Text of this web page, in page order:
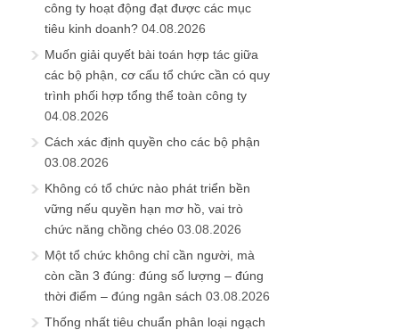
công ty hoạt động đạt được các mục
tiêu kinh doanh? 04.08.2026
Muốn giải quyết bài toán hợp tác giữa
các bộ phận, cơ cấu tổ chức cần có quy
trình phối hợp tổng thể toàn công ty
04.08.2026
Cách xác định quyền cho các bộ phận
03.08.2026
Không có tổ chức nào phát triển bền
vững nếu quyền hạn mơ hồ, vai trò
chức năng chồng chéo 03.08.2026
Một tổ chức không chỉ cần người, mà
còn cần 3 đúng: đúng số lượng – đúng
thời điểm – đúng ngân sách 03.08.2026
Thống nhất tiêu chuẩn phân loại ngạch